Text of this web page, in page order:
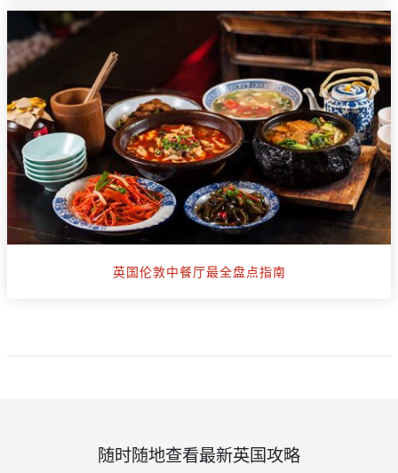
英国伦敦中餐厅最全盘点指南
随时随地查看最新英国攻略